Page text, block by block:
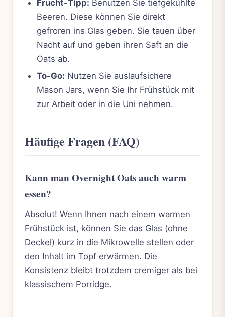
Frucht-Tipp: Benutzen Sie tiefgekühlte
Beeren. Diese können Sie direkt
gefroren ins Glas geben. Sie tauen über
Nacht auf und geben ihren Saft an die
Oats ab.
To-Go: Nutzen Sie auslaufsichere
Mason Jars, wenn Sie Ihr Frühstück mit
zur Arbeit oder in die Uni nehmen.
Häufige Fragen (FAQ)
Kann man Overnight Oats auch warm
essen?
Absolut! Wenn Ihnen nach einem warmen
Frühstück ist, können Sie das Glas (ohne
Deckel) kurz in die Mikrowelle stellen oder
den Inhalt im Topf erwärmen. Die
Konsistenz bleibt trotzdem cremiger als bei
klassischem Porridge.